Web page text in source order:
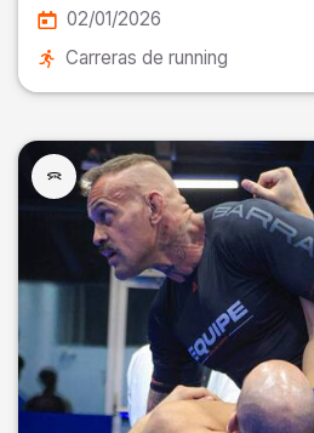
02/01/2026
Carreras de running